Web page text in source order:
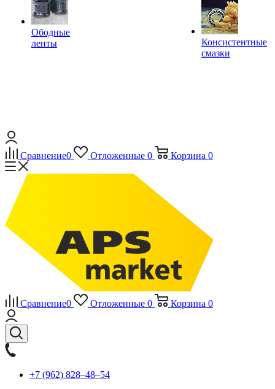
Ободные
ленты
Консистентные
смазки
Сравнение0 Отложенные 0 Корзина 0
Сравнение0 Отложенные 0 Корзина 0
+7 (962) 828‒48‒54